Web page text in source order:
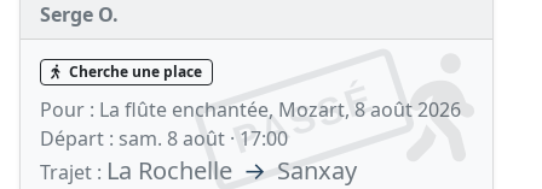
Serge O.
PASSÉ
Cherche une place
Pour : La flûte enchantée, Mozart, 8 août 2026
Départ : sam. 8 août · 17:00
Trajet : La Rochelle → Sanxay